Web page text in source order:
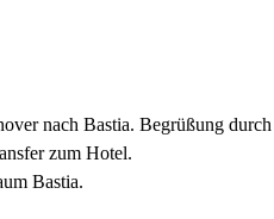
nach Bastia. Begrüßung durch
zum Hotel.
Bastia.